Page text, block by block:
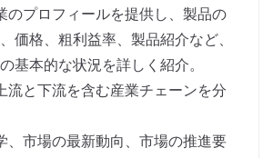
のプロフィールを提供し、製品の
価格、粗利益率、製品紹介など、
基本的な状況を詳しく紹介。
流と下流を含む産業チェーンを分
、市場の最新動向、市場の推進要